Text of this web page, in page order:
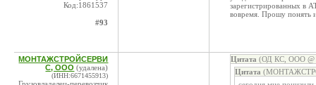
Код:1861537
#93
зарегистрированных в
вовремя. Прошу понять
МОНТАЖСТРОЙСЕРВИ
С, ООО (удалена)
(ИНН:6671455913)
Цитата (ОД КС, ООО @
Цитата